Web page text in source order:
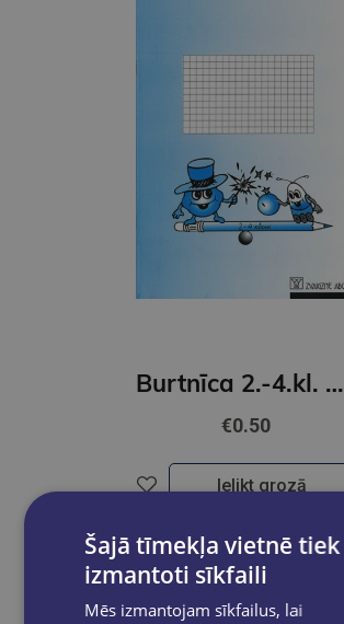
Burtnīca 2.-4.kl. 12 lapas rūtiņu
€0.50
Ielikt grozā
Šajā tīmekļa vietnē tiek
izmantoti sīkfaili
Mēs izmantojam sīkfailus, lai